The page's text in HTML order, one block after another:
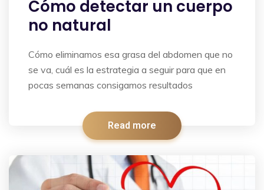
Cómo detectar un cuerpo
no natural
Cómo eliminamos esa grasa del abdomen que no
se va, cuál es la estrategia a seguir para que en
pocas semanas consigamos resultados
Read more